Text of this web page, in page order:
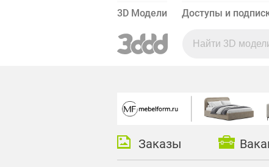
3D Модели Доступы и
Заказы